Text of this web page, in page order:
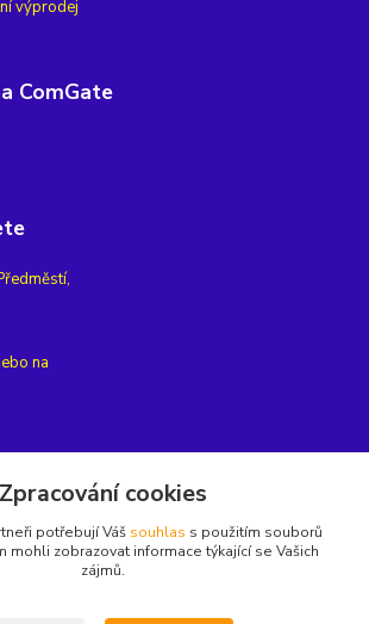
ComGate
na
Zpracování cookies
potřebují Váš souhlas s použitím souborů
mohli zobrazovat informace týkající se Vašich
zájmů.